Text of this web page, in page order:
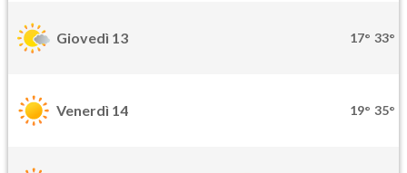
Giovedì 13 17° 33°
Venerdì 14 19° 35°